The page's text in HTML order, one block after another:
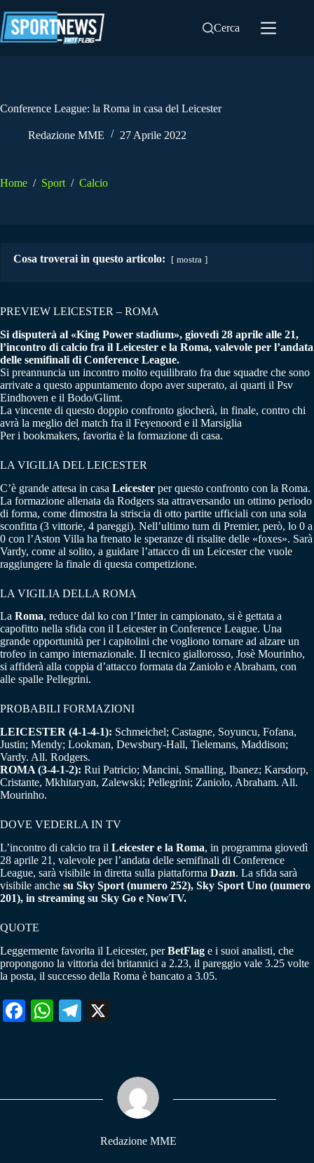
al
contenuto
Cerca
Conference League: la Roma in casa del Leicester
Redazione MME 27 Aprile 2022
Home / Sport / Calcio
Cosa troverai in questo articolo: mostra
PREVIEW LEICESTER – ROMA
Si disputerà al «King Power stadium», giovedì 28 aprile alle 21,
l’incontro di calcio fra il Leicester e la Roma, valevole per l’andata
delle semifinali di Conference League.
Si preannuncia un incontro molto equilibrato fra due squadre che sono
arrivate a questo appuntamento dopo aver superato, ai quarti il Psv
Eindhoven e il Bodo/Glimt.
La vincente di questo doppio confronto giocherà, in finale, contro chi
avrà la meglio del match fra il Feyenoord e il Marsiglia
Per i bookmakers, favorita è la formazione di casa.
LA VIGILIA DEL LEICESTER
C’è grande attesa in casa Leicester per questo confronto con la Roma.
La formazione allenata da Rodgers sta attraversando un ottimo periodo
di forma, come dimostra la striscia di otto partite ufficiali con una sola
sconfitta (3 vittorie, 4 pareggi). Nell’ultimo turn di Premier, però, lo 0 a
0 con l’Aston Villa ha frenato le speranze di risalite delle «foxes». Sarà
Vardy, come al solito, a guidare l’attacco di un Leicester che vuole
raggiungere la finale di questa competizione.
LA VIGILIA DELLA ROMA
La Roma, reduce dal ko con l’Inter in campionato, si è gettata a
capofitto nella sfida con il Leicester in Conference League. Una
grande opportunità per i capitolini che vogliono tornare ad alzare un
trofeo in campo internazionale. Il tecnico giallorosso, Josè Mourinho,
si affiderà alla coppia d’attacco formata da Zaniolo e Abraham, con
alle spalle Pellegrini.
PROBABILI FORMAZIONI
LEICESTER (4-1-4-1): Schmeichel; Castagne, Soyuncu, Fofana,
Justin; Mendy; Lookman, Dewsbury-Hall, Tielemans, Maddison;
Vardy. All. Rodgers.
ROMA (3-4-1-2): Rui Patricio; Mancini, Smalling, Ibanez; Karsdorp,
Cristante, Mkhitaryan, Zalewski; Pellegrini; Zaniolo, Abraham. All.
Mourinho.
DOVE VEDERLA IN TV
L’incontro di calcio tra il Leicester e la Roma, in programma giovedì
28 aprile 21, valevole per l’andata delle semifinali di Conference
League, sarà visibile in diretta sulla piattaforma Dazn. La sfida sarà
visibile anche su Sky Sport (numero 252), Sky Sport Uno (numero
201), in streaming su Sky Go e NowTV.
QUOTE
Leggermente favorita il Leicester, perBetFlag e i suoi analisti, che
propongono la vittoria dei britannici a 2.23, il pareggio vale 3.25 volte
la posta, il successo della Roma è bancato a 3.05.
Fa W
pp
Te
m
Redazione MME